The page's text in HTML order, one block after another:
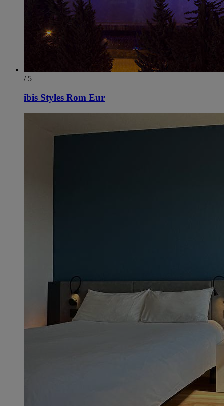
/ 5
ibis Styles Rom Eur